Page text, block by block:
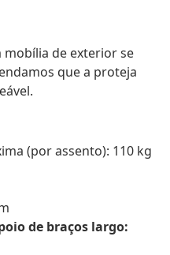
mobília de exterior se
que a proteja
(por assento): 110 kg
de braços largo: